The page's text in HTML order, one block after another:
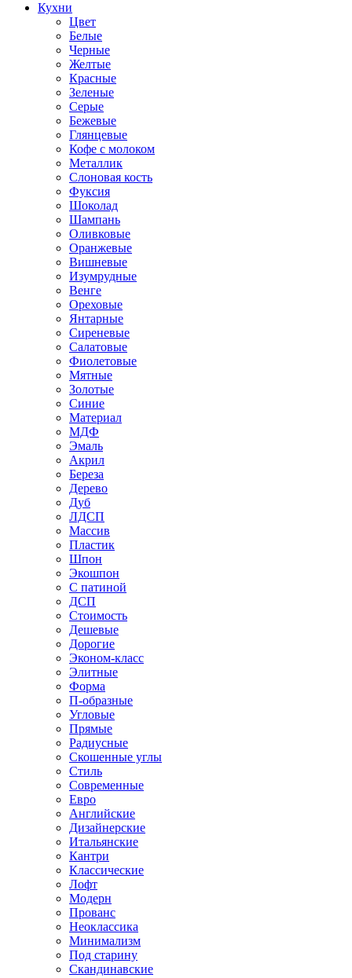
Кухни
Цвет
Белые
Черные
Желтые
Красные
Зеленые
Серые
Бежевые
Глянцевые
Кофе с молоком
Металлик
Слоновая кость
Фуксия
Шоколад
Шампань
Оливковые
Оранжевые
Вишневые
Изумрудные
Венге
Ореховые
Янтарные
Сиреневые
Салатовые
Фиолетовые
Мятные
Золотые
Синие
Материал
МДФ
Эмаль
Акрил
Береза
Дерево
Дуб
ЛДСП
Массив
Пластик
Шпон
Экошпон
С патиной
ДСП
Стоимость
Дешевые
Дорогие
Эконом-класс
Элитные
Форма
П-образные
Угловые
Прямые
Радиусные
Скошенные углы
Стиль
Современные
Евро
Английские
Дизайнерские
Итальянские
Кантри
Классические
Лофт
Модерн
Прованс
Неоклассика
Минимализм
Под старину
Скандинавские